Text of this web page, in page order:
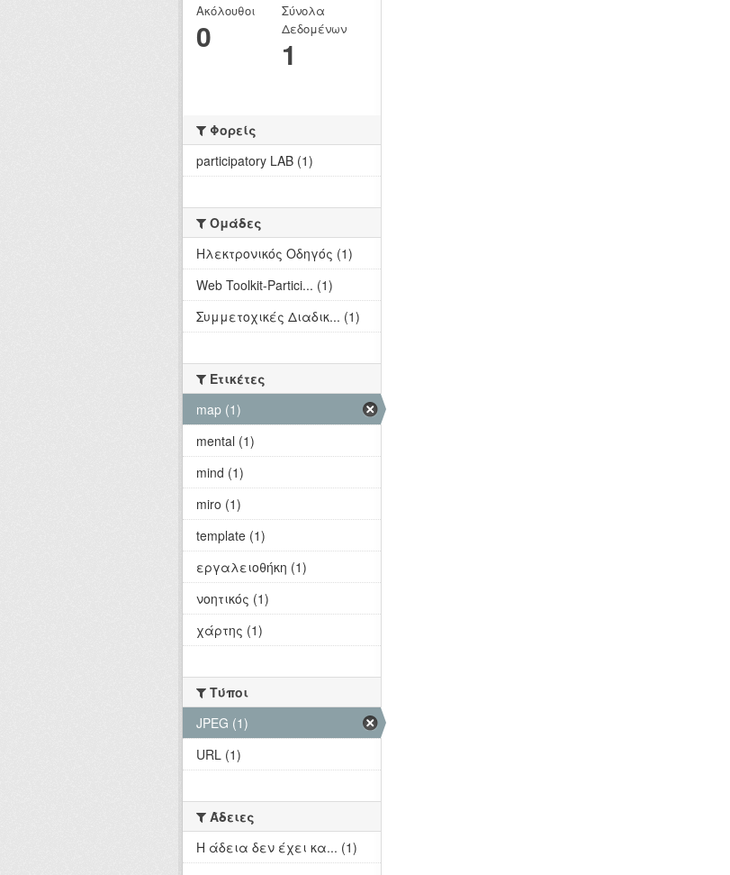
Ακόλουθοι
0
Σύνολα
Δεδομένων
1
Φορείς
participatory LAB (1)
Ομάδες
Hλεκτρονικός Οδηγός (1)
Web Toolkit-Partici... (1)
Συμμετοχικές Διαδικ... (1)
Ετικέτες
map (1)
mental (1)
mind (1)
miro (1)
template (1)
εργαλειοθήκη (1)
νοητικός (1)
χάρτης (1)
Τύποι
JPEG (1)
URL (1)
Άδειες
Η άδεια δεν έχει κα... (1)